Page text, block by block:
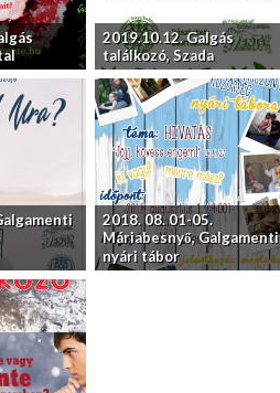
2019.10.12. Galgás
találkozó, Szada
2018. 08. 01-05.
Máriabesnyő, Galgamenti
nyári tábor